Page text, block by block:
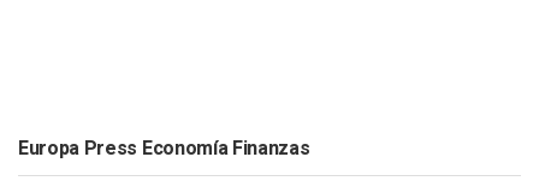
Europa Press Economía Finanzas